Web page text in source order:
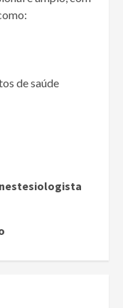
de saúde